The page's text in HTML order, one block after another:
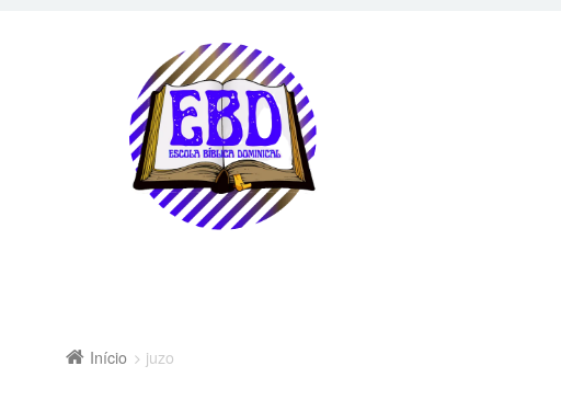
Início juzo